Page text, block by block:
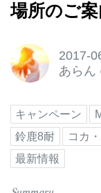
場所のご案
2017-
あらん
キャンペーン
鈴鹿8耐
コカ
最新情報